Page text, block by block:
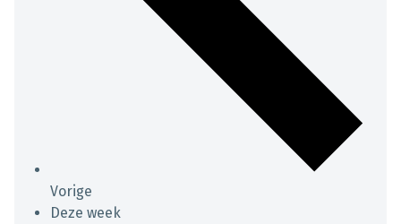
Vorige
Deze week